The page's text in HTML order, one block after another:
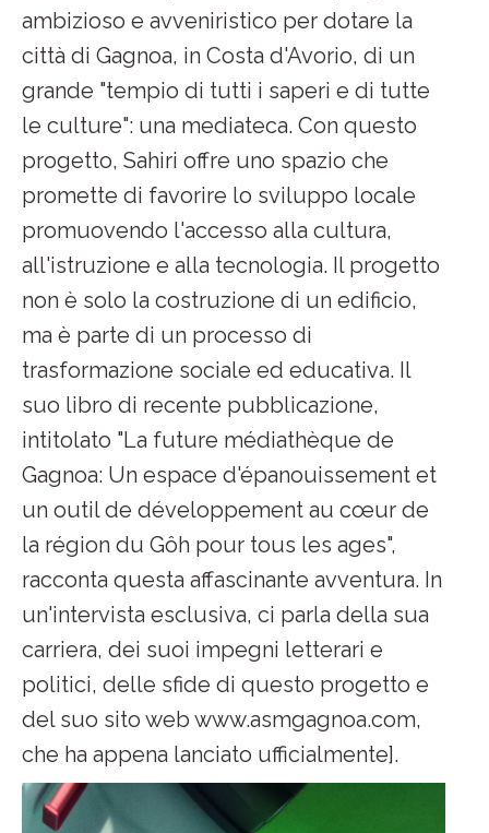
ambizioso e avveniristico per dotare la
città di Gagnoa, in Costa d'Avorio, di un
grande "tempio di tutti i saperi e di tutte
le culture": una mediateca. Con questo
progetto, Sahiri offre uno spazio che
promette di favorire lo sviluppo locale
promuovendo l'accesso alla cultura,
all'istruzione e alla tecnologia. Il progetto
non è solo la costruzione di un edificio,
ma è parte di un processo di
trasformazione sociale ed educativa. Il
suo libro di recente pubblicazione,
intitolato "La future médiathèque de
Gagnoa: Un espace d'épanouissement et
un outil de développement au cœur de
la région du Gôh pour tous les ages",
racconta questa affascinante avventura. In
un'intervista esclusiva, ci parla della sua
carriera, dei suoi impegni letterari e
politici, delle sfide di questo progetto e
del suo sito web www.asmgagnoa.com,
che ha appena lanciato ufficialmente].